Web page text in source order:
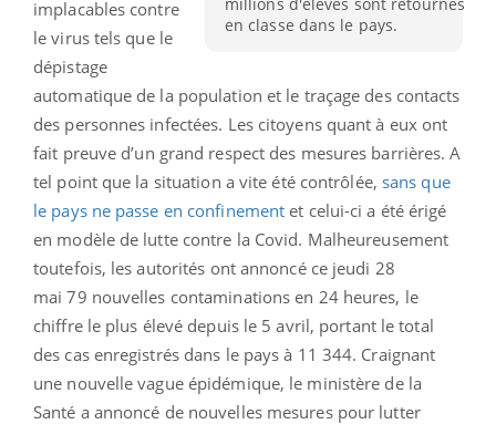
en classe dans le pays.
implacables contre
le virus tels que le
dépistage
automatique de la population et le traçage des contacts
des personnes infectées. Les citoyens quant à eux ont
fait preuve d’un grand respect des mesures barrières. A
tel point que la situation a vite été contrôlée, sans que
le pays ne passe en confinement et celui-ci a été érigé
en modèle de lutte contre la Covid. Malheureusement
toutefois, les autorités ont annoncé ce jeudi 28
mai 79 nouvelles contaminations en 24 heures, le
chiffre le plus élevé depuis le 5 avril, portant le total
des cas enregistrés dans le pays à 11 344. Craignant
une nouvelle vague épidémique, le ministère de la
Santé a annoncé de nouvelles mesures pour lutter